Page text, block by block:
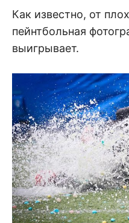
Как известно, от
пейнтбольная
выигрывает.